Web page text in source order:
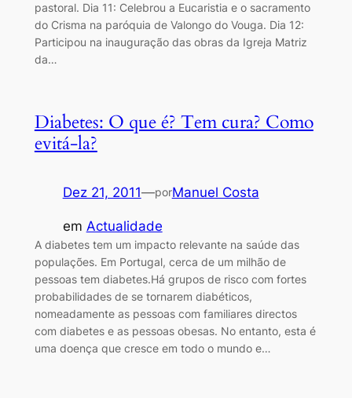
pastoral. Dia 11: Celebrou a Eucaristia e o sacramento
do Crisma na paróquia de Valongo do Vouga. Dia 12:
Participou na inauguração das obras da Igreja Matriz
da…
Diabetes: O que é? Tem cura? Como
evitá-la?
Dez 21, 2011—porManuel Costa
em Actualidade
A diabetes tem um impacto relevante na saúde das
populações. Em Portugal, cerca de um milhão de
pessoas tem diabetes.Há grupos de risco com fortes
probabilidades de se tornarem diabéticos,
nomeadamente as pessoas com familiares directos
com diabetes e as pessoas obesas. No entanto, esta é
uma doença que cresce em todo o mundo e…